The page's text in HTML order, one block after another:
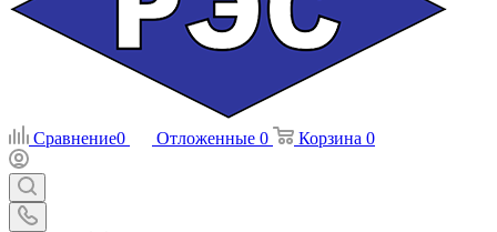
Сравнение0 Отложенные 0 Корзина 0